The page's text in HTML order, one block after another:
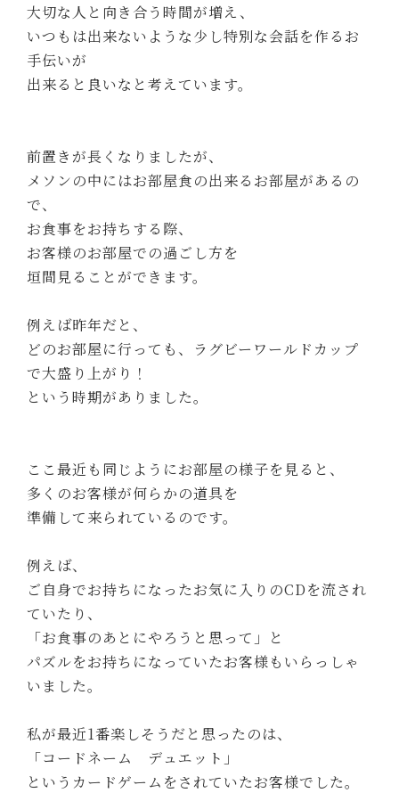
大切な人と向き合う時間が増え、
いつもは出来ないような少し特別な会話を作るお
手伝いが
出来ると良いなと考えています。
前置きが長くなりましたが、
メソンの中にはお部屋食の出来るお部屋があるの
で、
お食事をお持ちする際、
お客様のお部屋での過ごし方を
垣間見ることができます。
例えば昨年だと、
どのお部屋に行っても、ラグビーワールドカップ
で大盛り上がり！
という時期がありました。
ここ最近も同じようにお部屋の様子を見ると、
多くのお客様が何らかの道具を
準備して来られているのです。
例えば、
ご自身でお持ちになったお気に入りのCDを流され
ていたり、
「お食事のあとにやろうと思って」と
パズルをお持ちになっていたお客様もいらっしゃ
いました。
私が最近1番楽しそうだと思ったのは、
「コードネーム デュエット」
というカードゲームをされていたお客様でした。